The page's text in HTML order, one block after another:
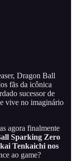
Dragon Ball
fãs da icônica
sucessor de
vive no imaginário
agora finalmente
Sparking Zero
Tenkaichi nos
ao game?